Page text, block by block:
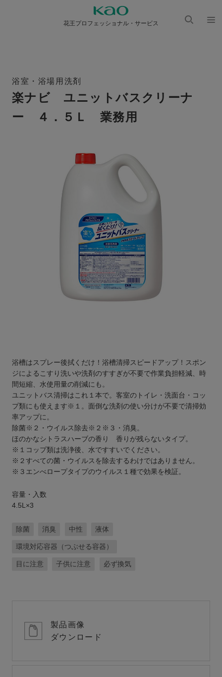
花王プロフェッショナル・サービス
浴室・浴場用洗剤
楽ナビ ユニットバスクリーナ
ー ４．５Ｌ 業務用
浴槽はスプレー後拭くだけ！浴槽清掃スピードアップ！スポン
ジによるこすり洗いや洗剤のすすぎが不要で作業負担軽減、時
間短縮、水使用量の削減にも。
ユニットバス清掃はこれ１本で。客室のトイレ・洗面台・コッ
プ類にも使えます※１。面倒な洗剤の使い分けが不要で清掃効
率アップに。
除菌※２・ウイルス除去※２※３・消臭。
ほのかなシトラスハーブの香り 香りが残らないタイプ。
※１コップ類は洗浄後、水ですすいでください。
※２すべての菌・ウイルスを除去するわけではありません。
※３エンべロープタイプのウイルス１種で効果を検証。
容量・入数
4.5L×3
除菌 消臭 中性 液体
環境対応容器（つぶせる容器）
目に注意 子供に注意 必ず換気
製品画像
ダウンロード